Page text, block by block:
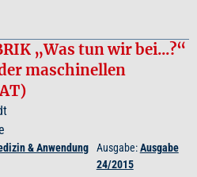
„Was tun wir bei...?“
maschinellen
& Anwendung
Ausgabe:Ausgabe
24/2015